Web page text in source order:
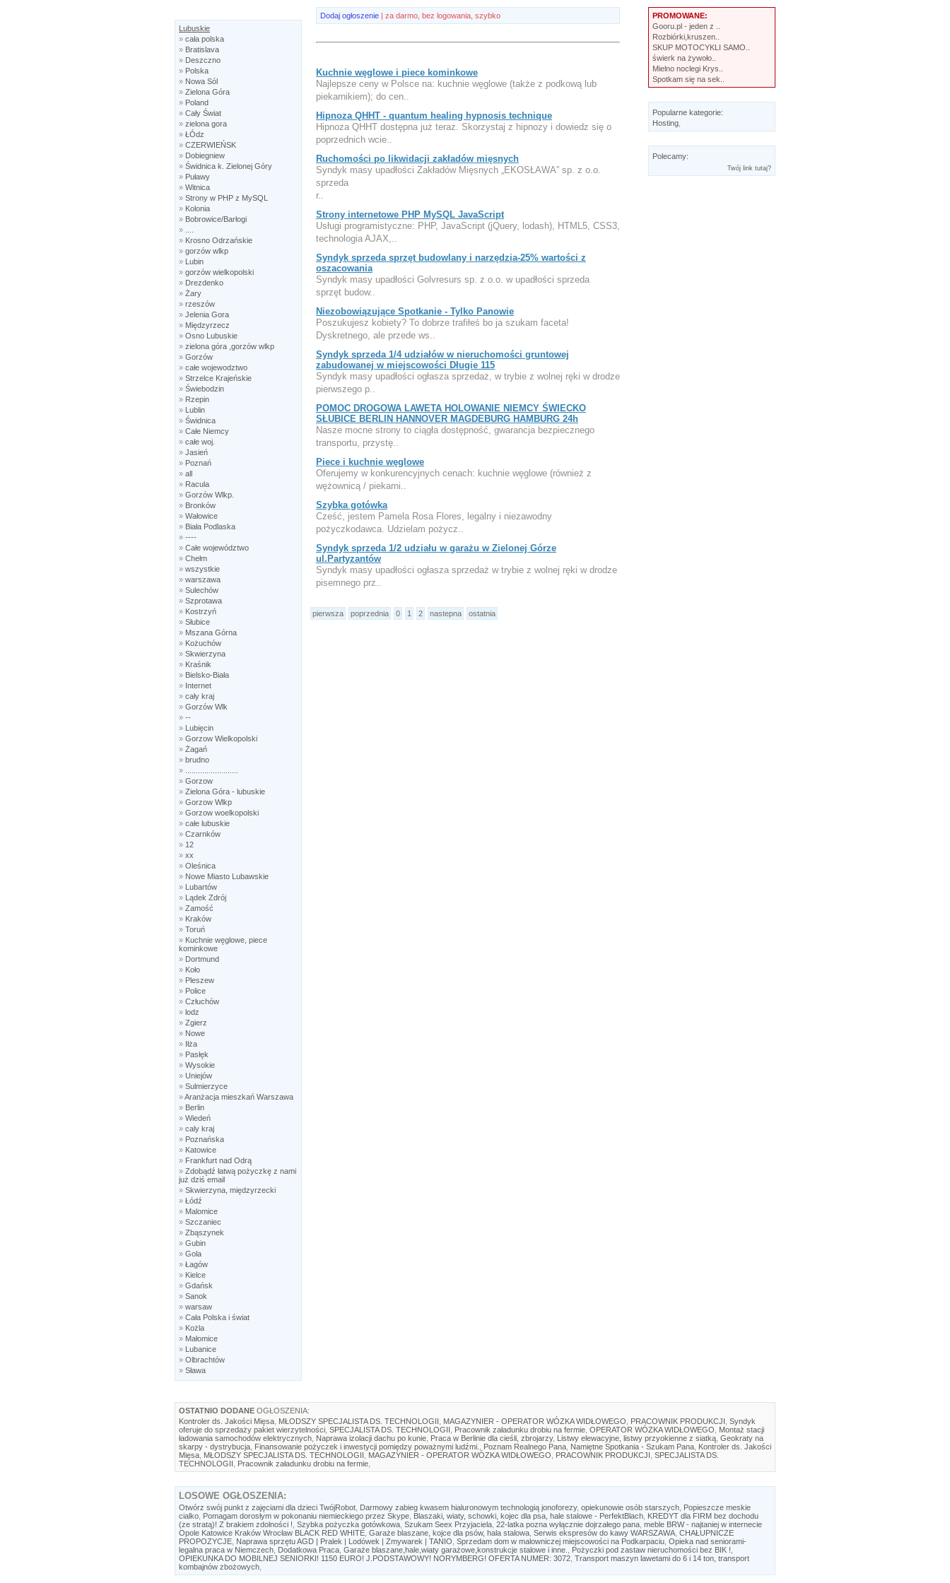
Lubuskie
» cała polska
» Bratislava
» Deszczno
» Polska
» Nowa Sól
» Zielona Góra
» Poland
» Cały Świat
» zielona gora
» ŁÓdz
» CZERWIEŃSK
» Dobiegniew
» Świdnica k. Zielonej Góry
» Puławy
» Witnica
» Strony w PHP z MySQL
» Kolonia
» Bobrowice/Barłogi
»
» Krosno Odrzańskie
» gorzów wlkp
» Lubin
» gorzów wielkopolski
» Drezdenko
» Żary
» rzeszów
» Jelenia Gora
» Międzyrzecz
» Osno Lubuskie
» zielona góra ,gorzów wlkp
» Gorzów
» całe wojewodztwo
» Strzelce Krajeńskie
» Świebodzin
» Rzepin
» Lublin
» Świdnica
» Całe Niemcy
» całe woj.
» Jasień
» Poznań
» all
» Racula
» Gorzów Wlkp.
» Bronków
» Wałowice
» Biała Podlaska
» ----
» Całe województwo
» Chełm
» wszystkie
» warszawa
» Sulechów
» Szprotawa
» Kostrzyń
» Słubice
» Mszana Górna
» Kożuchów
» Skwierzyna
» Kraśnik
» Bielsko-Biała
» Internet
» cały kraj
» Gorzów Wlk
» --
» Lubięcin
» Gorzow Wielkopolski
» Żagań
» brudno
»
» Gorzow
» Zielona Góra - lubuskie
» Gorzow Wlkp
» Gorzow woelkopolski
» całe lubuskie
» Czarnków
» 12
» xx
» Oleśnica
» Nowe Miasto Lubawskie
» Lubartów
» Lądek Zdrój
» Zamość
» Kraków
» Toruń
» Kuchnie węglowe, piece
kominkowe
» Dortmund
» Koło
» Pleszew
» Police
» Człuchów
» lodz
» Zgierz
» Nowe
» Iłża
» Pasłęk
» Wysokie
» Uniejów
» Sulmierzyce
»Aranżacja mieszkań Warszawa
» Berlin
» Wiedeń
» caly kraj
» Poznańska
» Katowice
» Frankfurt nad Odrą
» Zdobądź łatwą pożyczkę z nami
już dziś email
» Skwierzyna, międzyrzecki
» Łódź
» Malomice
» Szczaniec
» Zbąszynek
» Gubin
» Gola
» Łagów
» Kielce
» Gdańsk
» Sanok
» warsaw
» Cała Polska i świat
» Kożla
» Małomice
» Lubanice
» Olbrachtów
» Sława
Dodaj ogłoszenie | za darmo, bez logowania, szybko
Kuchnie węglowe i piece kominkowe
Najlepsze ceny w Polsce na: kuchnie węglowe (także z podkową lub
piekarnikiem); do cen..
Hipnoza QHHT - quantum healing hypnosis technique
Hipnoza QHHT dostępna już teraz. Skorzystaj z hipnozy i dowiedz się o
poprzednich wcie..
Ruchomości po likwidacji zakładów mięsnych
Syndyk masy upadłości Zakładów Mięsnych „EKOSŁAWA” sp. z o.o.
sprzeda
r..
Strony internetowe PHP MySQL JavaScript
Usługi programistyczne: PHP, JavaScript (jQuery, lodash), HTML5, CSS3,
technologia AJAX,..
Syndyk sprzeda sprzęt budowlany i narzędzia-25% wartości z
oszacowania
Syndyk masy upadłości Golvresurs sp. z o.o. w upadłości sprzeda
sprzęt budow..
Niezobowiązujące Spotkanie - Tylko Panowie
Poszukujesz kobiety? To dobrze trafiłeś bo ja szukam faceta!
Dyskretnego, ale przede ws..
Syndyk sprzeda 1/4 udziałów w nieruchomości gruntowej
zabudowanej w miejscowości Długie 115
Syndyk masy upadłości ogłasza sprzedaż, w trybie z wolnej ręki w drodze
pierwszego p..
POMOC DROGOWA LAWETA HOLOWANIE NIEMCY ŚWIECKO
SŁUBICE BERLIN HANNOVER MAGDEBURG HAMBURG 24h
Nasze mocne strony to ciągła dostępność, gwarancja bezpiecznego
transportu, przystę..
Piece i kuchnie węglowe
Oferujemy w konkurencyjnych cenach: kuchnie węglowe (również z
wężownicą / piekarni..
Szybka gotówka
Cześć, jestem Pamela Rosa Flores, legalny i niezawodny
pożyczkodawca. Udzielam pożycz..
Syndyk sprzeda 1/2 udziału w garażu w Zielonej Górze
ul.Partyzantów
Syndyk masy upadłości ogłasza sprzedaż w trybie z wolnej ręki w drodze
pisemnego prz..
pierwsza poprzednia 0 1 2 nastepna ostatnia
PROMOWANE:
Gooru.pl - jeden z ..
Rozbiórki,kruszen..
SKUP MOTOCYKLI SAMO..
świerk na żywoło..
Mielno noclegi Krys..
Spotkam się na sek..
Popularne kategorie:
Hosting
Polecamy:
Twój link tutaj?
OSTATNIO DODANE OGŁOSZENIA:
Kontroler ds. Jakości Mięsa MŁODSZY SPECJALISTA DS. TECHNOLOGII MAGAZYNIER - OPERATOR WÓZKA WIDŁOWEGO PRACOWNIK PRODUKCJI Syndyk
oferuje do sprzedaży pakiet wierzytelności SPECJALISTA DS. TECHNOLOGII Pracownik załadunku drobiu na fermie OPERATOR WÓZKA WIDŁOWEGO
Montaż stacji
ładowania samochodów elektrycznych Naprawa izolacji dachu po kunie Praca w Berlinie dla cieśli, zbrojarzy, Listwy elewacyjne, listwy przyokienne z siatką Geokraty na
skarpy - dystrybucja Finansowanie pożyczek i inwestycji pomiędzy poważnymi ludźmi. Poznam Realnego Pana Namiętne Spotkania - Szukam Pana Kontroler ds. Jakości
Mięsa MŁODSZY SPECJALISTA DS. TECHNOLOGII MAGAZYNIER - OPERATOR WÓZKA WIDŁOWEGO PRACOWNIK PRODUKCJI SPECJALISTA DS.
TECHNOLOGII
Pracownik załadunku drobiu na fermie
LOSOWE OGŁOSZENIA:
Otwórz swój punkt z zajęciami dla dzieci TwójRobot Darmowy zabieg kwasem hialuronowym technologią jonoforezy, opiekunowie osób starszych Popieszcze meskie
cialko Pomagam dorosłym w pokonaniu niemieckiego przez Skype Blaszaki, wiaty, schowki, kojec dla psa, hale stalowe - PerfektBlach KREDYT dla FIRM bez dochodu
(ze stratą)! Z brakiem zdolności ! Szybka pożyczka gotówkowa Szukam Seex Przyjaciela 22-latka pozna wyłącznie dojrzałego pana meble BRW - najtaniej w internecie
Opole Katowice Kraków Wrocław BLACK RED WHITE Garaże blaszane, kojce dla psów, hala stalowa Serwis ekspresów do kawy WARSZAWA CHAŁUPNICZE
PROPOZYCJE Naprawa sprzętu AGD | Pralek | Lodówek | Zmywarek | TANIO Sprzedam dom w malowniczej miejscowości na Podkarpaciu Opieka nad seniorami-
legalna praca w Niemczech Dodatkowa Praca Garaże blaszane,hale,wiaty garażowe,konstrukcje stalowe i inne. Pożyczki pod zastaw nieruchomości bez BIK !
OPIEKUNKA DO MOBILNEJ SENIORKI! 1150 EURO! J.PODSTAWOWY! NORYMBERG! OFERTA NUMER: 3072 Transport maszyn lawetami do 6 i 14 ton, transport
kombajnów zbożowych